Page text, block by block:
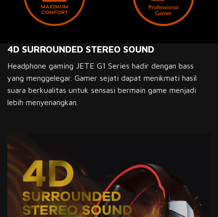
4D SURROUNDED STEREO SOUND
Headphone gaming JETE G1 Series hadir dengan bass
yang menggelegar. Gamer sejati dapat menikmati hasil
suara berkualitas untuk sensasi bermain game menjadi
lebih menyenangkan.